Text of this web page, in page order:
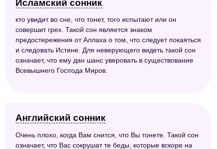
Исламский сонник
кто увидит во сне, что тонет, того испытают или он
совершит грех. Такой сон является знаком
предостережения от Аллаха о том, что следует покаяться
и следовать Истине. Для неверующего видеть такой сон
означает, что ему дан шанс уверовать в существование
Всевышнего Господа Миров.
Английский сонник
Очень плохо, когда Вам снится, что Вы тонете. Такой сон
означает, что Вас сокрушат те беды, которые вскоре на